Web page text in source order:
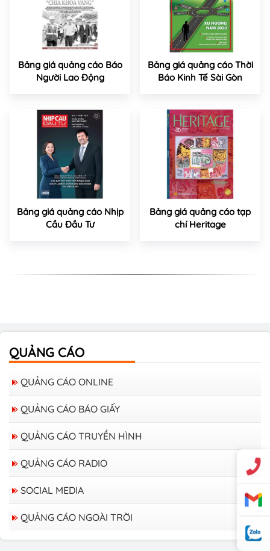
Bảng giá quảng cáo Báo
Người Lao Động
Bảng giá quảng cáo Thời
Báo Kinh Tế Sài Gòn
Bảng giá quảng cáo Nhịp
Cầu Đầu Tư
Bảng giá quảng cáo tạp
chí Heritage
QUẢNG CÁO
QUẢNG CÁO ONLINE
QUẢNG CÁO BÁO GIẤY
QUẢNG CÁO TRUYỀN HÌNH
QUẢNG CÁO RADIO
SOCIAL MEDIA
QUẢNG CÁO NGOÀI TRỜI